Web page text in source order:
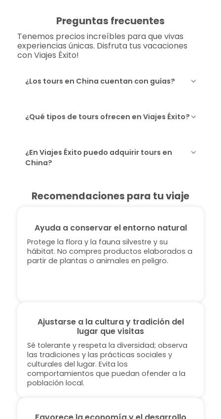
Preguntas frecuentes
Tenemos precios increíbles para que vivas
experiencias únicas. Disfruta tus vacaciones
con Viajes Éxito!
¿Los tours en China cuentan con guías?
¿Qué tipos de tours ofrecen en Viajes Éxito?
¿En Viajes Éxito puedo adquirir tours en
China?
Recomendaciones para tu viaje
Ayuda a conservar el entorno natural
Protege la flora y la fauna silvestre y su
hábitat. No compres productos elaborados a
partir de plantas o animales en peligro.
Ajustarse a la cultura y tradición del
lugar que visitas
Sé tolerante y respeta la diversidad; observa
las tradiciones y las prácticas sociales y
culturales del lugar. Evita los
comportamientos que puedan ofender a la
población local.